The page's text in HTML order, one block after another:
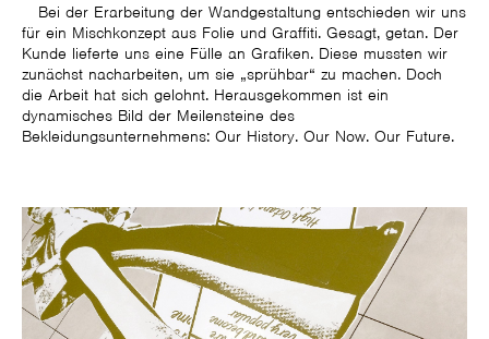
Bei der Erarbeitung der Wandgestaltung entschieden wir uns
für ein Mischkonzept aus Folie und Graffiti. Gesagt, getan. Der
Kunde lieferte uns eine Fülle an Grafiken. Diese mussten wir
zunächst nacharbeiten, um sie „sprühbar“ zu machen. Doch
die Arbeit hat sich gelohnt. Herausgekommen ist ein
dynamisches Bild der Meilensteine des
Bekleidungsunternehmens: Our History. Our Now. Our Future.